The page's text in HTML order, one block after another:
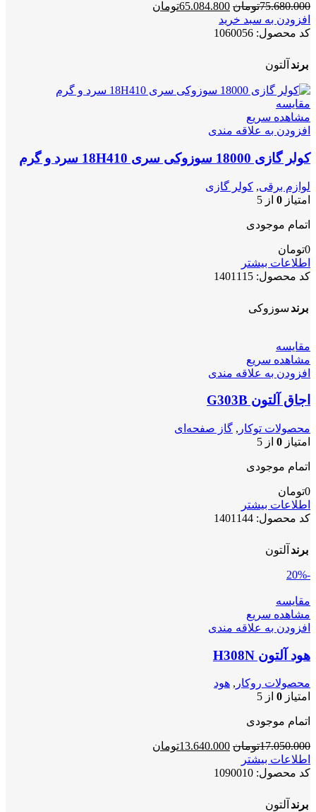
75.680.000تومان قیمت
اصلی
65.084.800تومان
افزودن به سبد خرید
کد محصول: 1060056
برند آلتون
مقایسه
مشاهده سریع
افزودن به علاقه مندی
کولر گازی 18000 سوزوکی سری 18H410 سرد و گرم
لوازم برقی, کولر گازی
امتیاز 0 از 5
اتمام موجودی
0تومان
اطلاعات بیشتر
کد محصول: 1401115
برند سوزوکی
مقایسه
مشاهده سریع
افزودن به علاقه مندی
اجاق آلتون G303B
محصولات توکار , گاز صفحه‌ای
امتیاز 0 از 5
اتمام موجودی
0تومان
اطلاعات بیشتر
کد محصول: 1401144
برند آلتون
-20%
مقایسه
مشاهده سریع
افزودن به علاقه مندی
هود آلتون H308N
محصولات روکار , هود
امتیاز 0 از 5
اتمام موجودی
17.050.000تومان قیمت
13.640.000تومان
اطلاعات بیشتر
کد محصول: 1090010
برند آلتون